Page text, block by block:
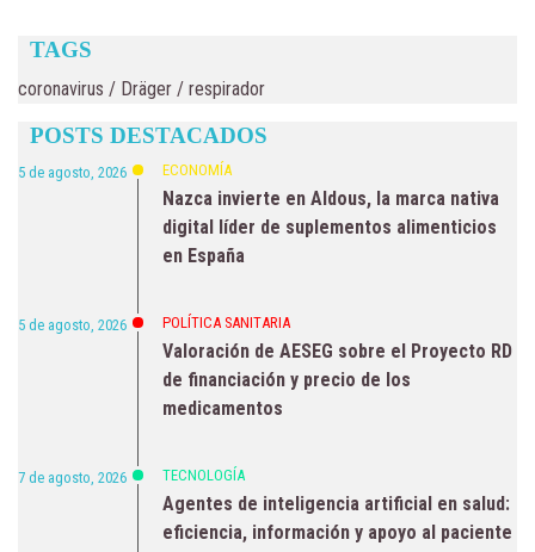
TAGS
coronavirus / Dräger / respirador
POSTS DESTACADOS
5 de agosto, 2026 ECONOMÍA
Nazca invierte en Aldous, la marca nativa
digital líder de suplementos alimenticios
en España
5 de agosto, 2026 POLÍTICA SANITARIA
Valoración de AESEG sobre el Proyecto RD
de financiación y precio de los
medicamentos
7 de agosto, 2026 TECNOLOGÍA
Agentes de inteligencia artificial en salud:
eficiencia, información y apoyo al paciente